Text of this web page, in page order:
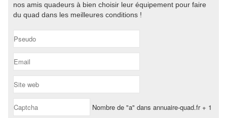
nos amis quadeurs à bien choisir leur équipement pour faire
du quad dans les meilleures conditions !
Nombre de "a" dans annuaire-quad.fr + 1